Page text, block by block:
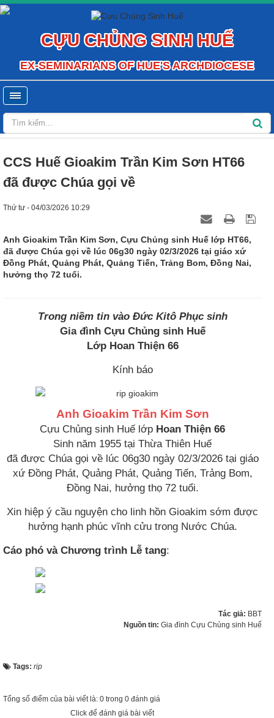
CỰU CHỦNG SINH HUẾ
EX-SEMINARIANS OF HUE'S ARCHDIOCESE
CCS Huế Gioakim Trần Kim Sơn HT66
đã được Chúa gọi về
Thứ tư - 04/03/2026 10:29
Anh Gioakim Trần Kim Sơn, Cựu Chủng sinh Huế lớp HT66,
đã được Chúa gọi về lúc 06g30 ngày 02/3/2026 tại giáo xứ
Đồng Phát, Quảng Phát, Quảng Tiến, Trảng Bom, Ðồng Nai,
hưởng thọ 72 tuổi.
Trong niềm tin vào Đức Kitô Phục sinh
Gia đình Cựu Chủng sinh Huế
Lớp Hoan Thiện 66
Kính báo
Anh Gioakim Trần Kim Sơn
Cựu Chủng sinh Huế lớp Hoan Thiện 66
Sinh năm 1955 tại Thừa Thiên Huế
đã được Chúa gọi về lúc 06g30 ngày 02/3/2026 tại giáo
xứ Đồng Phát, Quảng Phát, Quảng Tiến, Trảng Bom,
Ðồng Nai, hưởng thọ 72 tuổi.
Xin hiệp ý cầu nguyện cho linh hồn Gioakim sớm được
hưởng hạnh phúc vĩnh cửu trong Nước Chúa.
Cáo phó và Chương trình Lễ tang:
Tác giả: BBT
Nguồn tin: Gia đình Cựu Chủng sinh Huế
Tags: rip
Tổng số điểm của bài viết là: 0 trong 0 đánh giá
Click để đánh giá bài viết